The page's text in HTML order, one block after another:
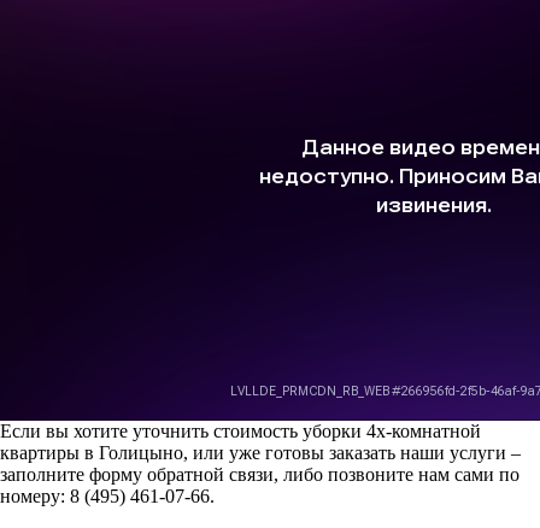
Если вы хотите уточнить стоимость уборки 4х-комнатной
квартиры в Голицыно, или уже готовы заказать наши услуги –
заполните форму обратной связи, либо позвоните нам сами по
номеру: 8 (495) 461-07-66.